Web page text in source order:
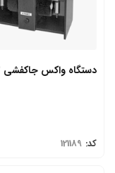
دستگاه واکس جاکفشی M202
کد: 121189